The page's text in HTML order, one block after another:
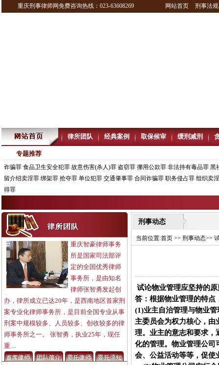
重庆刑事律师网免费咨询热线：023-63608269 网站首页 刑事法规
律所团队 经典案例 取保候审 缓刑减刑
专题推荐
诈骗罪 食品卫生安全犯罪 故意伤害(杀人)罪 盗窃罪 挪用公款罪 非法持有毒品罪 黑
留介绍卖淫罪 绑架罪 抢夺罪 单位犯罪 交通肇事罪 合同诈骗罪 职务侵占罪 组织卖
得罪
重庆智豪律师事务
所是国家司法部评
定的全国优秀律师
事务所，是由知名
律师张智勇发起创
办，律所成立已达20年，是西南地区首家刑
案专业化律师事务所，是目前全国专业从事
刑案中规模较多、人员较多、创收较多的律
师事务所之一。 张智勇，执业25年，现任
重....
刑事动态
当前位置:首页 >>刑事动态>>
试论物业管理应坚持的
答：根据物业管理的特点
(1)业主自治管理与物业
主委员会为权力核心，
理。业主的意志和要求，
化的管理。物业管理公司
会、公益活动等等，促使